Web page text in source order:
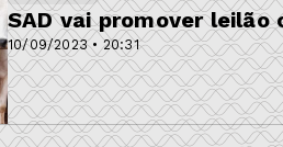
10/09/2023 • 20:31
SAD vai promover leilão